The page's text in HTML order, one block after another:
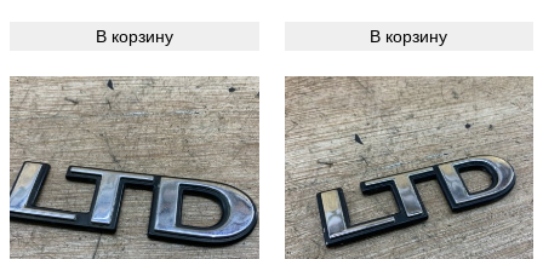
В корзину В корзину